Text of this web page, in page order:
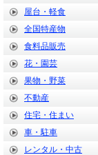
屋台・軽食
全国特産物
食料品販売
花・園芸
果物・野菜
不動産
住宅・住まい
車・駐車
レンタル・中古